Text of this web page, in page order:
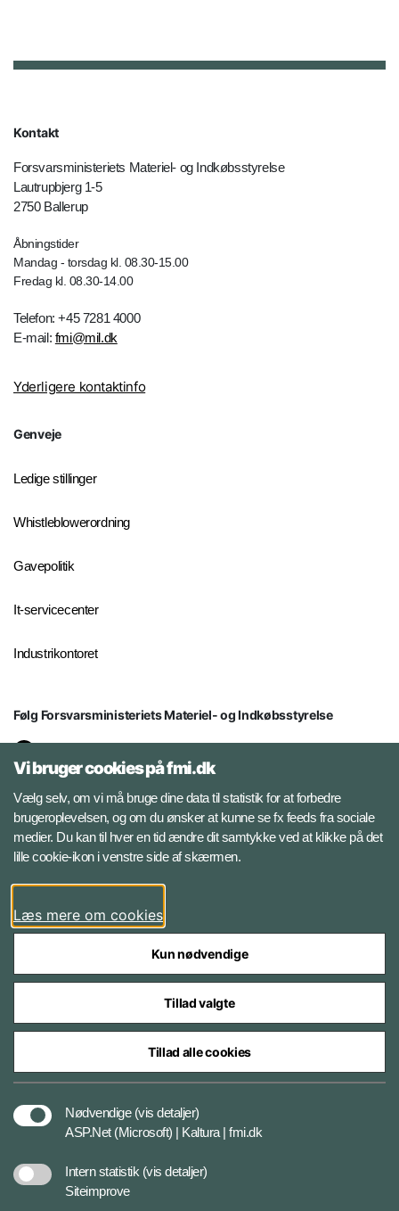
Kontakt
Forsvarsministeriets Materiel- og Indkøbsstyrelse
Lautrupbjerg 1-5
2750 Ballerup
Åbningstider
Mandag - torsdag kl. 08.30-15.00
Fredag kl. 08.30-14.00
Telefon: +45 7281 4000
E-mail: fmi@mil.dk
Yderligere kontaktinfo
Genveje
Ledige stillinger
Whistleblowerordning
Gavepolitik
It-servicecenter
Industrikontoret
Følg Forsvarsministeriets Materiel- og Indkøbsstyrelse
Facebook
Instagram
YouTube
Styrelser og myndigheder under Forsvarsministeriet
Vi bruger cookies på fmi.dk
Vælg selv, om vi må bruge dine data til statistik for at forbedre
brugeroplevelsen, og om du ønsker at kunne se fx feeds fra sociale
medier. Du kan til hver en tid ændre dit samtykke ved at klikke på det
lille cookie-ikon i venstre side af skærmen.
Læs mere om cookies
Kun nødvendige
Tillad valgte
Tillad alle cookies
Nødvendige (vis detaljer)
ASP.Net (Microsoft) | Kaltura | fmi.dk
Intern statistik (vis detaljer)
Siteimprove